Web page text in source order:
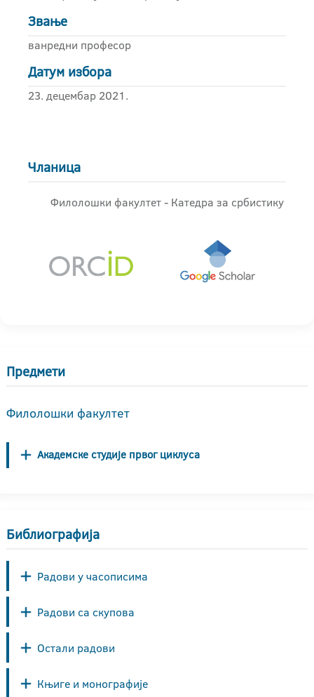
Звање
ванредни професор
Датум избора
23. децембар 2021.
Чланица
Филолошки факултет - Катедра за србистику
Предмети
Филолошки факултет
Академске студије првог циклуса
Библиографија
Радови у часописима
Радови са скупова
Остали радови
Књиге и монографије